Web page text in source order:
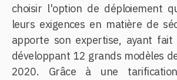
choisir l'option de déploiement
leurs exigences en matière de
apporte son expertise, ayant fait
développant 12 grands modèles
2020. Grâce à une